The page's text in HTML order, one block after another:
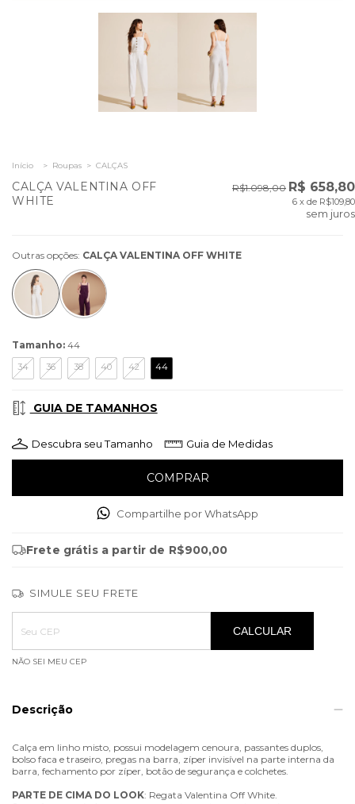
Início > Roupas > CALÇAS
CALÇA VALENTINA OFF
WHITE
R$1.098,00 R$ 658,80
6 x de R$109,80
sem juros
Outras opções: CALÇA VALENTINA OFF WHITE
Tamanho: 44
34 36 38 40 42 44
GUIA DE TAMANHOS
Descubra seu Tamanho Guia de Medidas
Compartilhe por WhatsApp
Frete grátis a partir de R$900,00
SIMULE SEU FRETE
Entregas para o CEP:
ALTERAR CEP
CALCULAR
NÃO SEI MEU CEP
Descrição
Calça em linho misto, possui modelagem cenoura, passantes duplos,
bolso faca e traseiro, pregas na barra, zíper invisível na parte interna da
barra, fechamento por zíper, botão de segurança e colchetes.
PARTE DE CIMA DO LOOK: Regata Valentina Off White.